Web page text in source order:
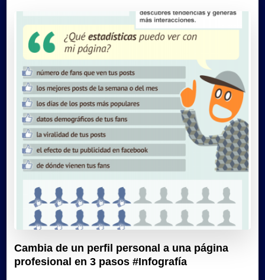
Cambia de un perfil personal a una página
profesional en 3 pasos #Infografía